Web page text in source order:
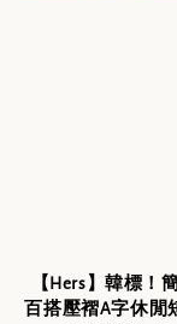
【Hers】韓標！
百搭壓褶A字休閒